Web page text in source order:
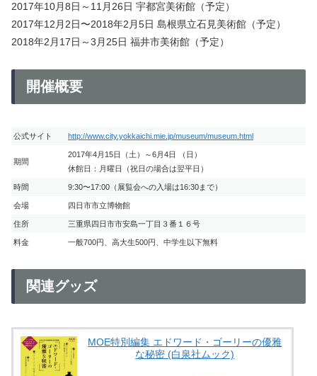
2017年10月8日～11月26日 宇都宮美術館（予定）
2017年12月2日〜2018年2月5日 島根県立石見美術館（予定）
2018年2月17日～3月25日 福井市美術館（予定）
開催概要
公式サイト http://www.city.yokkaichi.mie.jp/museum/museum.html
期間
2017年4月15日（土）～6月4日 （日）
休館日：月曜日（祝日の場合は翌平日）
時間 9:30〜17:00（展覧会への入場は16:30まで）
会場 四日市市立博物館
住所 三重県四日市市安島一丁目３番１６号
料金 一般700円、高大生500円、中学生以下無料
関連グッズ
MOE特別編集 エドワード・ゴーリーの優雅
な秘密 (白泉社ムック)